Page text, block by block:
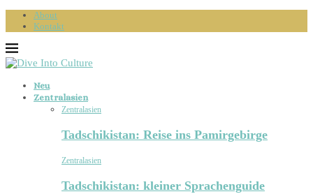
About
Kontakt
Neu
Zentralasien
Zentralasien
Tadschikistan: Reise ins Pamirgebirge
Zentralasien
Tadschikistan: kleiner Sprachenguide